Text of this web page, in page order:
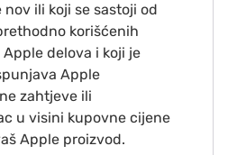
nov ili koji se sastoji od
korišćenih
delova i koji je
Apple
zahtjeve ili
u visini kupovne cijene
Apple proizvod.